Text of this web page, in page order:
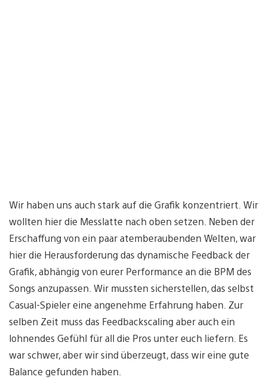
Wir haben uns auch stark auf die Grafik konzentriert. Wir
wollten hier die Messlatte nach oben setzen. Neben der
Erschaffung von ein paar atemberaubenden Welten, war
hier die Herausforderung das dynamische Feedback der
Grafik, abhängig von eurer Performance an die BPM des
Songs anzupassen. Wir mussten sicherstellen, das selbst
Casual-Spieler eine angenehme Erfahrung haben. Zur
selben Zeit muss das Feedbackscaling aber auch ein
lohnendes Gefühl für all die Pros unter euch liefern. Es
war schwer, aber wir sind überzeugt, dass wir eine gute
Balance gefunden haben.